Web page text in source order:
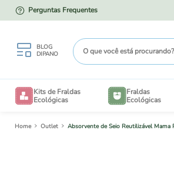
Perguntas Frequentes
BLOG
DIPANO
O que você está procurando?
Kits de Fraldas
Ecológicas
Fraldas
Ecológicas
Outlet Absorvente de Seio Reutilizável Mama
1º
kit degustação